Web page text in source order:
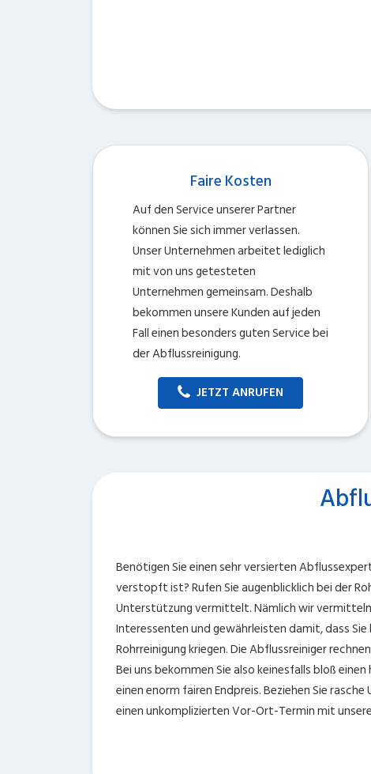
Faire Kosten
Auf den Service unserer Partner
können Sie sich immer verlassen.
Unser Unternehmen arbeitet lediglich
mit von uns getesteten
Unternehmen gemeinsam. Deshalb
bekommen unsere Kunden auf jeden
Fall einen besonders guten Service bei
der Abflussreinigung.
JETZT ANRUFEN
Benötigen Sie einen sehr versierten
verstopft ist? Rufen Sie augenblicklich bei der
Unterstützung vermittelt. Nämlich wir
Interessenten und gewährleisten damit, dass
Rohrreinigung kriegen. Die Abflussreiniger
Bei uns bekommen Sie also keinesfalls bloß
einen enorm fairen Endpreis. Beziehen Sie
einen unkomplizierten Vor-Ort-Termin mit